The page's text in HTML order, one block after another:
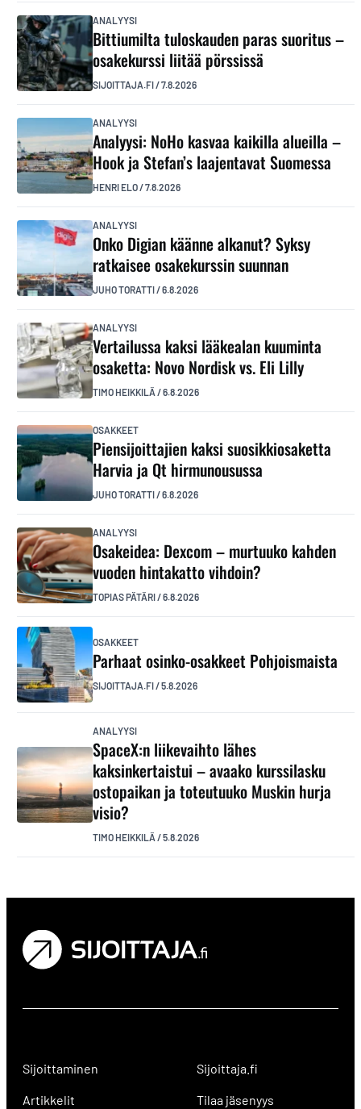
ANALYYSI
Bittiumilta tuloskauden paras suoritus –
osakekurssi liitää pörssissä
SIJOITTAJA.FI/7.8.2026
ANALYYSI
Analyysi: NoHo kasvaa kaikilla alueilla –
Hook ja Stefan’s laajentavat Suomessa
HENRI ELO/7.8.2026
ANALYYSI
Onko Digian käänne alkanut? Syksy
ratkaisee osakekurssin suunnan
JUHO TORATTI/6.8.2026
ANALYYSI
Vertailussa kaksi lääkealan kuuminta
osaketta: Novo Nordisk vs. Eli Lilly
TIMO HEIKKILÄ /6.8.2026
OSAKKEET
Piensijoittajien kaksi suosikkiosaketta
Harvia ja Qt hirmunousussa
JUHO TORATTI/6.8.2026
ANALYYSI
Osakeidea: Dexcom – murtuuko kahden
vuoden hintakatto vihdoin?
TOPIAS PÄTÄRI/6.8.2026
OSAKKEET
Parhaat osinko-osakkeet Pohjoismaista
SIJOITTAJA.FI/5.8.2026
ANALYYSI
SpaceX:n liikevaihto lähes
kaksinkertaistui – avaako kurssilasku
ostopaikan ja toteutuuko Muskin hurja
visio?
TIMO HEIKKILÄ /5.8.2026
Sijoittaminen
Artikkelit
Sijoittaja.fi
Tilaa jäsenyys